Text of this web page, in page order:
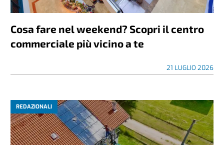
Cosa fare nel weekend? Scopri il centro
commerciale più vicino a te
21 LUGLIO 2026
REDAZIONALI